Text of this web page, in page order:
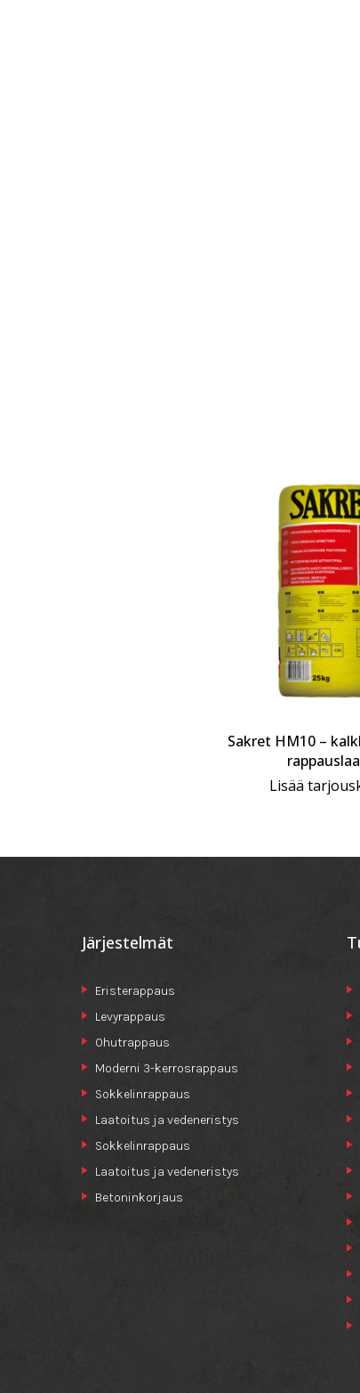
Sakret HM10 –
Lisää
Järjestelmät
Eristerappaus
Levyrappaus
Ohutrappaus
Moderni 3-kerrosrappaus
Sokkelinrappaus
Laatoitus ja vedeneristys
Sokkelinrappaus
Laatoitus ja vedeneristys
Betoninkorjaus